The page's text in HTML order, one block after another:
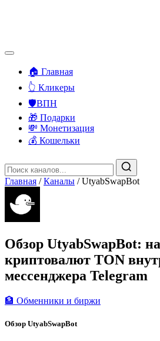
🏠 Главная
👆 Кликеры
🛡️ВПН
🎁 Подарки
💸 Монетизация
💰 Кошельки
Главная / Каналы / UtyabSwapBot
Обзор UtyabSwapBot:
криптовалют TON
мессенджера Telegram
🏦 Обменники и биржи
Обзор UtyabSwapBot